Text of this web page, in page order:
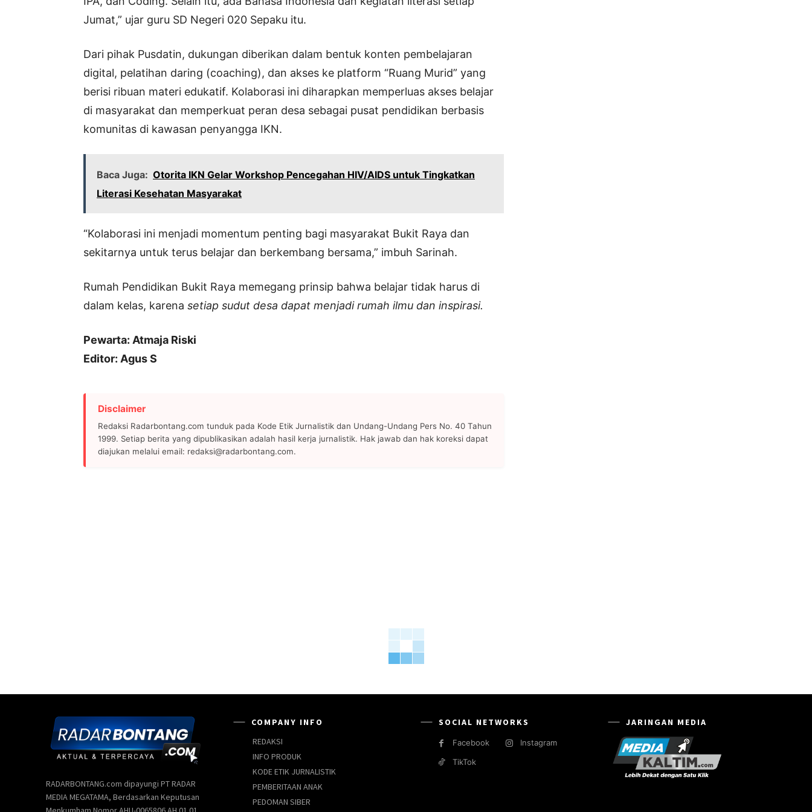
Jumat,” ujar guru SD Negeri 020 Sepaku itu.
Dari pihak Pusdatin, dukungan diberikan dalam bentuk konten pembelajaran
digital, pelatihan daring (coaching), dan akses ke platform “Ruang Murid” yang
berisi ribuan materi edukatif. Kolaborasi ini diharapkan memperluas akses belajar
di masyarakat dan memperkuat peran desa sebagai pusat pendidikan berbasis
komunitas di kawasan penyangga IKN.
Baca Juga: Otorita IKN Gelar Workshop Pencegahan HIV/AIDS untuk Tingkatkan
Literasi Kesehatan Masyarakat
“Kolaborasi ini menjadi momentum penting bagi masyarakat Bukit Raya dan
sekitarnya untuk terus belajar dan berkembang bersama,” imbuh Sarinah.
Rumah Pendidikan Bukit Raya memegang prinsip bahwa belajar tidak harus di
dalam kelas, karena setiap sudut desa dapat menjadi rumah ilmu dan inspirasi.
Pewarta: Atmaja Riski
Editor: Agus S
Disclaimer
Redaksi Radarbontang.com tunduk pada Kode Etik Jurnalistik dan Undang-Undang Pers No. 40 Tahun
1999. Setiap berita yang dipublikasikan adalah hasil kerja jurnalistik. Hak jawab dan hak koreksi dapat
diajukan melalui email: redaksi@radarbontang.com.
RADARBONTANG.com dipayungi PT RADAR
MEDIA MEGATAMA, Berdasarkan Keputusan
COMPANY INFO
REDAKSI
INFO PRODUK
KODE ETIK JURNALISTIK
PEMBERITAAN ANAK
PEDOMAN SIBER
SOCIAL NETWORKS
Facebook
Instagram
TikTok
JARINGAN MEDIA